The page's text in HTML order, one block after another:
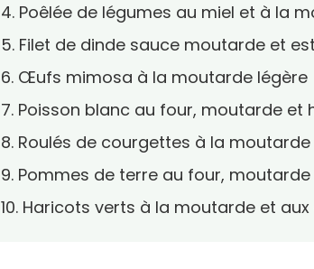
4. Poêlée de légumes au miel et à la
5. Filet de dinde sauce moutarde et
6. Œufs mimosa à la moutarde légère
7. Poisson blanc au four, moutarde et
8. Roulés de courgettes à la moutarde
9. Pommes de terre au four,
10. Haricots verts à la moutarde et